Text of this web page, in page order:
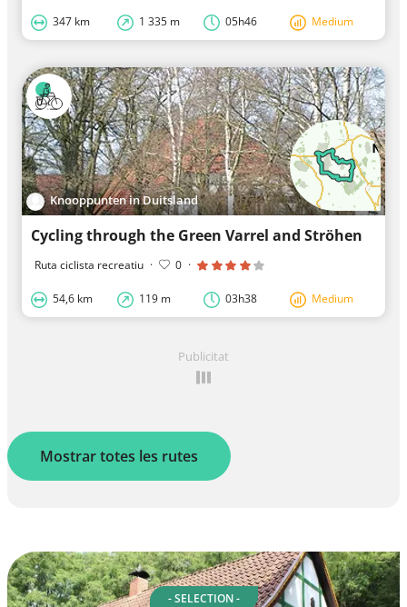
347 km 1 335 m 05h46 Medium
Knooppunten in Duitsland
Cycling through the Green Varrel and Ströhen
Ruta ciclista recreatiu · 0 ·
54,6 km 119 m 03h38 Medium
Publicitat
Mostrar totes les rutes
- SELECTION -